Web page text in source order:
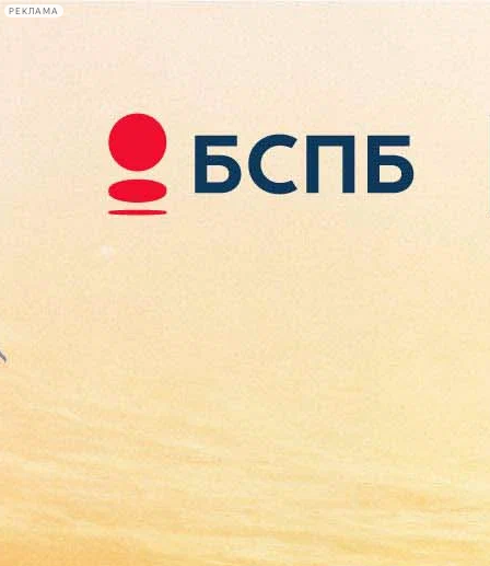
РЕКЛАМА
Сегодня:
2026.08.08
23:27
Афиша Plus